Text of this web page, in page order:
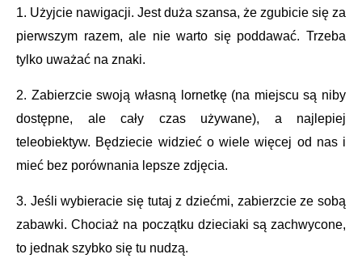
1. Użyjcie nawigacji. Jest duża szansa, że zgubicie się za
pierwszym razem, ale nie warto się poddawać. Trzeba
tylko uważać na znaki.
2. Zabierzcie swoją własną lornetkę (na miejscu są niby
dostępne, ale cały czas używane), a najlepiej
teleobiektyw. Będziecie widzieć o wiele więcej od nas i
mieć bez porównania lepsze zdjęcia.
3. Jeśli wybieracie się tutaj z dziećmi, zabierzcie ze sobą
zabawki. Chociaż na początku dzieciaki są zachwycone,
to jednak szybko się tu nudzą.